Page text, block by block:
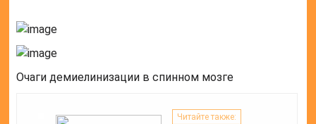
Очаги демиелинизации в спинном мозге
Читайте также: